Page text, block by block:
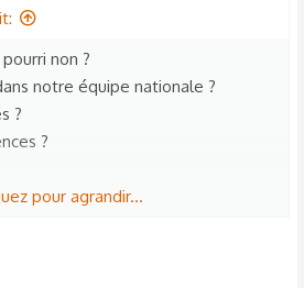
non ?
notre équipe nationale ?
?
?
pour agrandir...